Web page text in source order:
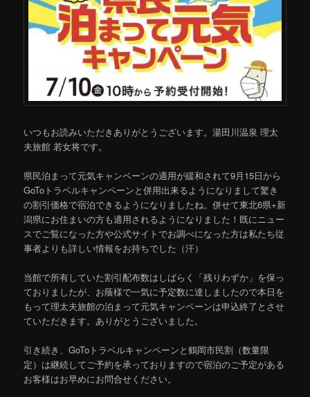
いつもお読みいただきありがとうございます。湯田川温泉 理太
夫旅館 若女将です。
県民泊まって元気キャンペーンの適用が緩和されて9月15日から
GoToトラベルキャンペーンと併用出来るようになりまして驚き
の割引価格で宿泊できるようになりましたね。併せて東北6県+新
潟県にお住まいの方も適用されるようになりました！既にニュー
スでご覧になった方や公式サイトでお調べになった方は私たち従
事者よりも詳しい情報をお持ちでした（汗）
当館で所有していた割引配布数はしばらく「残りわずか」を保っ
ておりましたが、お蔭様で一気に予定数に達しましたので本日を
もって理太夫旅館の泊まって元気キャンペーンは申込終了とさせ
ていただきます。ありがとうございました。
引き続き、GoToトラベルキャンペーンと鶴岡市民割（数量限
定）は継続してご予約を承っておりますので宿泊のご予定がある
お客様はお早めにお問合せください。